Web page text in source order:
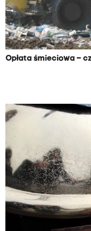
Opłata śmieciowa –